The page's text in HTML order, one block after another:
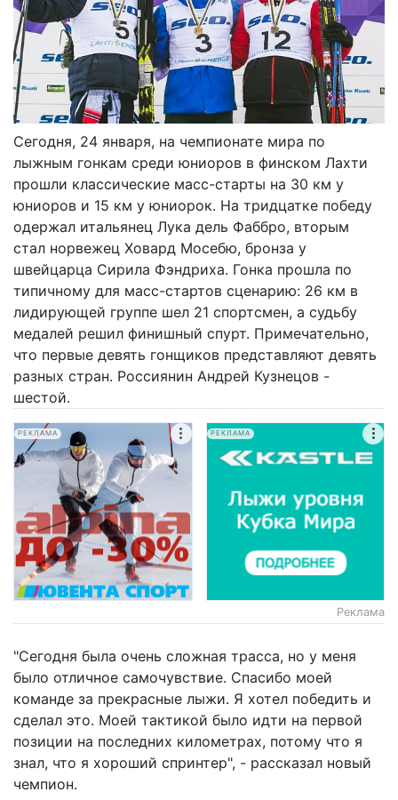
Сегодня, 24 января, на чемпионате мира по
лыжным гонкам среди юниоров в финском Лахти
прошли классические масс-старты на 30 км у
юниоров и 15 км у юниорок. На тридцатке победу
одержал итальянец Лука дель Фаббро, вторым
стал норвежец Ховард Мосебю, бронза у
швейцарца Сирила Фэндриха. Гонка прошла по
типичному для масс-стартов сценарию: 26 км в
лидирующей группе шел 21 спортсмен, а судьбу
медалей решил финишный спурт. Примечательно,
что первые девять гонщиков представляют девять
разных стран. Россиянин Андрей Кузнецов -
шестой.
РЕКЛАМА РЕКЛАМА
Реклама
"Сегодня была очень сложная трасса, но у меня
было отличное самочувствие. Спасибо моей
команде за прекрасные лыжи. Я хотел победить и
сделал это. Моей тактикой было идти на первой
позиции на последних километрах, потому что я
знал, что я хороший спринтер", - рассказал новый
чемпион.